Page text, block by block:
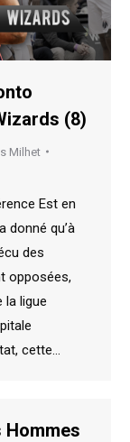
(8)
Milhet
Est en
donné qu’à
des
opposées,
la ligue
cette…
Hommes